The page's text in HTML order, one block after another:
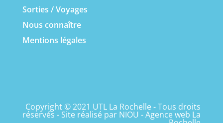
Sorties / Voyages
Nous connaître
Mentions légales
Copyright © 2021 UTL La Rochelle - Tous droits
réservés - Site réalisé par NIOU - Agence web La